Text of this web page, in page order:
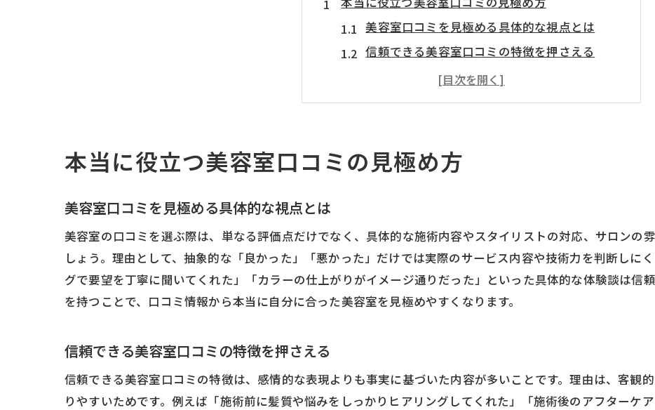
美容室口コミを見極める具体的な視点とは
信頼できる美容室口コミの特徴を押さえる
美容室口コミ例文から読み解くポイント
悪い口コミに惑わされない判断基準のコツ
口コミ常連の意見が役立つ理由と活用法
美容室選びで口コミが示す意外なポイント
口コミ例文から探る美容室選びの新たな視点
美容室口コミ常連の声に注目する理由とは
美容室口コミサイト利用時の思わぬ落とし穴
美容室口コミで見抜く信頼性の高い投稿例
悪い口コミと良い口コミを比較するポイント
本当に役立つ美容室口コミの見極め方
美容室口コミを見極める具体的な視点とは
美容室の口コミを選ぶ際は、単なる評価点だけでなく、具体的な施術内容やスタイリストの対応、サロンの
しょう。理由として、抽象的な「良かった」「悪かった」だけでは実際のサービス内容や技術力を判断しに
グで要望を丁寧に聞いてくれた」「カラーの仕上がりがイメージ通りだった」といった具体的な体験談は信
を持つことで、口コミ情報から本当に自分に合った美容室を見極めやすくなります。
信頼できる美容室口コミの特徴を押さえる
信頼できる美容室口コミの特徴は、感情的な表現よりも事実に基づいた内容が多いことです。理由は、客観
りやすいためです。例えば「施術前に髪質や悩みをしっかりヒアリングしてくれた」「施術後のアフターケ